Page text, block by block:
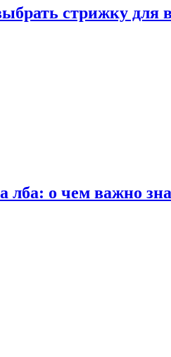
стрижку
лба: о чем важно